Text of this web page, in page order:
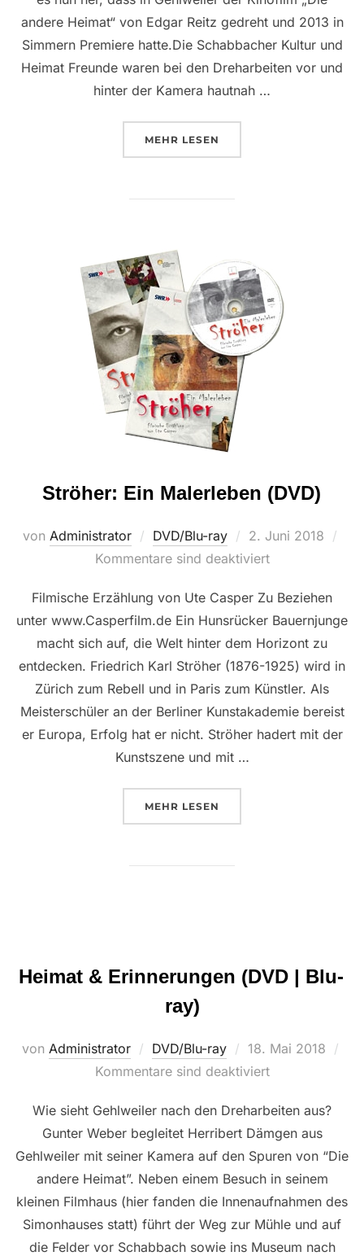
andere Heimat“ von Edgar Reitz gedreht und 2013 in
Simmern Premiere hatte.Die Schabbacher Kultur und
Heimat Freunde waren bei den Dreharbeiten vor und
hinter der Kamera hautnah …
MEHR ÜBER “„DIE ANDERE HEIMAT“
LESEN
Ströher: Ein Malerleben (DVD)
von Administrator DVD/Blu-ray
Veröffentlicht
am
2. Juni 2018
Kommentare sind deaktiviert
Filmische Erzählung von Ute Casper Zu Beziehen
unter www.Casperfilm.de Ein Hunsrücker Bauernjunge
macht sich auf, die Welt hinter dem Horizont zu
entdecken. Friedrich Karl Ströher (1876-1925) wird in
Zürich zum Rebell und in Paris zum Künstler. Als
Meisterschüler an der Berliner Kunstakademie bereist
er Europa, Erfolg hat er nicht. Ströher hadert mit der
Kunstszene und mit …
MEHR ÜBER “STRÖHER: EIN
LESEN
Heimat & Erinnerungen (DVD | Blu-
ray)
von Administrator DVD/Blu-ray
Veröffentlicht
am
18. Mai 2018
Kommentare sind deaktiviert
Wie sieht Gehlweiler nach den Dreharbeiten aus?
Gunter Weber begleitet Herribert Dämgen aus
Gehlweiler mit seiner Kamera auf den Spuren von “Die
andere Heimat”. Neben einem Besuch in seinem
kleinen Filmhaus (hier fanden die Innenaufnahmen des
Simonhauses statt) führt der Weg zur Mühle und auf
die Felder vor Schabbach sowie ins Museum nach